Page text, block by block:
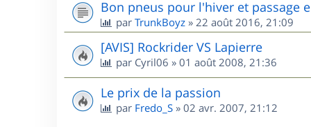
Bon pneus pour l'hiver et passage
par TrunkBoyz » 22 août 2016, 21:09
[AVIS] Rockrider VS Lapierre
par Cyril06 » 01 août 2008, 21:36
Le prix de la passion
par Fredo_S » 02 avr. 2007, 21:12